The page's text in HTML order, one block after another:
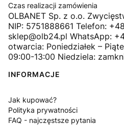
Czas realizacji zamówienia
OLBANET Sp. z o.o.
NIP: 5751888661 Telefon:
sklep@olb24.pl WhatsApp:
otwarcia: Poniedziałek –
09:00-13:00 Niedziela:
INFORMACJE
Jak kupować?
Polityka prywatności
FAQ - najczęstsze pytania